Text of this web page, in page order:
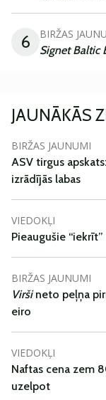
6 BIRŽAS
Signet Baltic
JAUNĀKĀS
BIRŽAS JAUNUMI
ASV tirgus
izrādījās labas
VIEDOKĻI
Pieaugušie
BIRŽAS JAUNUMI
Viršineto peļņa
eiro
VIEDOKĻI
Naftas cena zem
uzelpot